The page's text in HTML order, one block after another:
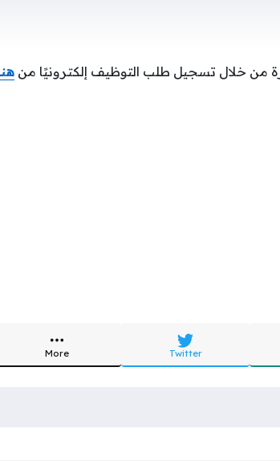
من خلال تسجيل طلب التوظيف إلكترونيًا من
Twitter
More